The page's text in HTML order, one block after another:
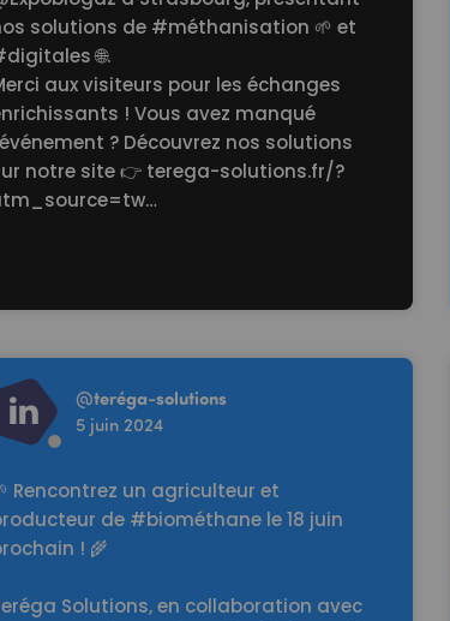
solutions de #méthanisation 🌱 et
🌐.
aux visiteurs pour les échanges
! Vous avez manqué
? Découvrez nos solutions
notre site 👉 terega-solutions.fr/?
more
@teréga-solutions
5 juin 2024
Rencontrez un agriculteur et
de #biométhane le 18 juin
! 🌾
Solutions, en collaboration avec